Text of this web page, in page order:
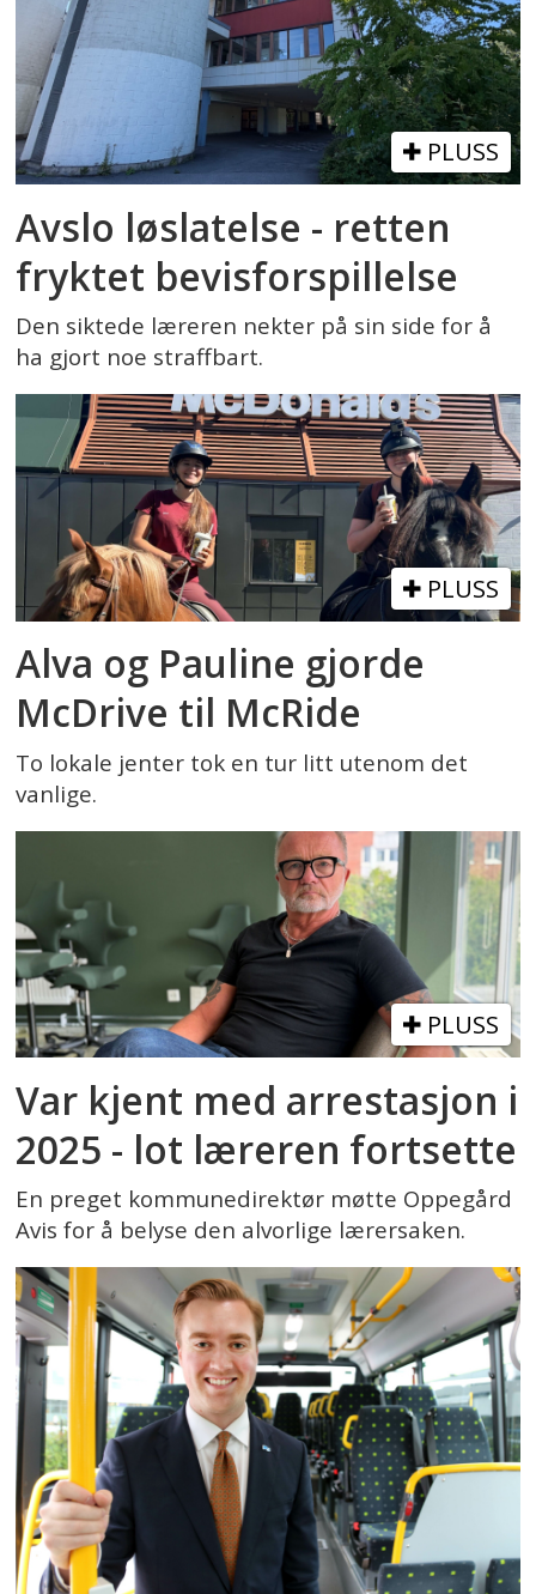
PLUSS
Avslo løslatelse - retten
fryktet bevisforspillelse
Den siktede læreren nekter på sin side for å
ha gjort noe straffbart.
PLUSS
Alva og Pauline gjorde
McDrive til McRide
To lokale jenter tok en tur litt utenom det
vanlige.
PLUSS
Var kjent med arrestasjon i
2025 - lot læreren fortsette
En preget kommunedirektør møtte Oppegård
Avis for å belyse den alvorlige lærersaken.